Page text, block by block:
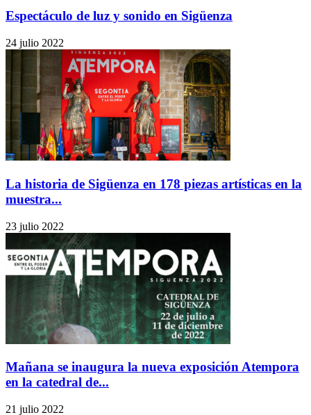
Espectáculo de luz y sonido en Sigüenza
24 julio 2022
La historia de Sigüenza en 178 piezas artísticas en la
muestra...
23 julio 2022
Mañana se inaugura la nueva exposición Atempora
en la catedral de...
21 julio 2022